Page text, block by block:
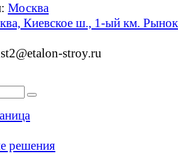
Москва
Киевское ш., 1-ый км.
stroy.ru
решения